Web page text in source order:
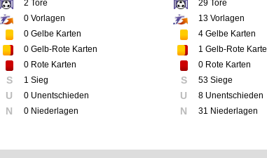
2 Tore
0 Vorlagen
0 Gelbe Karten
0 Gelb-Rote Karten
0 Rote Karten
S 1 Sieg
U 0 Unentschieden
N 0 Niederlagen
29 Tore
13 Vorlagen
4 Gelbe Karten
1 Gelb-Rote Karte
0 Rote Karten
S 53 Siege
U 8 Unentschieden
N 31 Niederlagen